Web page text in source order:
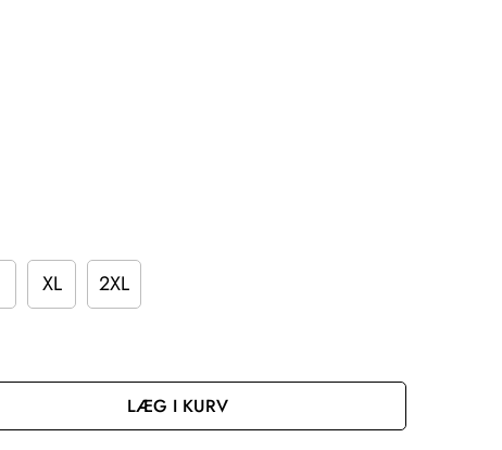
XL 2XL
LÆG I KURV